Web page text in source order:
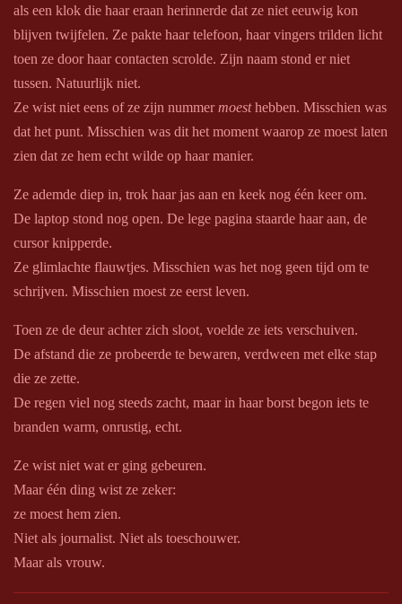
als een klok die haar eraan herinnerde dat ze niet eeuwig kon
blijven twijfelen. Ze pakte haar telefoon, haar vingers trilden licht
toen ze door haar contacten scrolde. Zijn naam stond er niet
tussen. Natuurlijk niet.
Ze wist niet eens of ze zijn nummermoesthebben. Misschien was
dat het punt. Misschien was dit het moment waarop ze moest laten
zien dat ze hem echt wilde op haar manier.
Ze ademde diep in, trok haar jas aan en keek nog één keer om.
De laptop stond nog open. De lege pagina staarde haar aan, de
cursor knipperde.
Ze glimlachte flauwtjes. Misschien was het nog geen tijd om te
schrijven. Misschien moest ze eerst leven.
Toen ze de deur achter zich sloot, voelde ze iets verschuiven.
De afstand die ze probeerde te bewaren, verdween met elke stap
die ze zette.
De regen viel nog steeds zacht, maar in haar borst begon iets te
branden warm, onrustig, echt.
Ze wist niet wat er ging gebeuren.
Maar één ding wist ze zeker:
ze moest hem zien.
Niet als journalist. Niet als toeschouwer.
Maar als vrouw.